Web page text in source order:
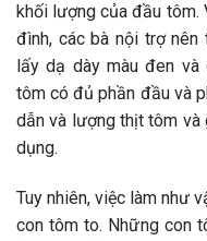
khối lượng của đầu tôm.
đình, các bà nội trợ
lấy dạ dày màu đen
tôm có đủ phần đầu và
dẫn và lượng thịt tôm
dụng.
Tuy nhiên, việc làm như
con tôm to. Những con